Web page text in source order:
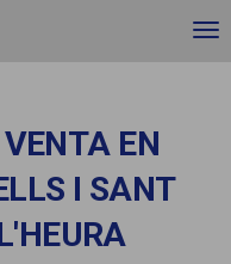
EN
I SANT